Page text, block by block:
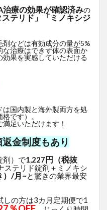
治療の効果が確認済みの
ステリド」「ミノキシジ
などは有効成分の量が5%
治療はできず体の表面か
果を実感していただける
国内製と海外製両方を処
です）。
足いただけます！
金制度もあり
剤）で1,227円（税抜
ステリド錠剤＋ミノキシ
）/月~と驚きの業界最安
しの方は3カ月定期便で1